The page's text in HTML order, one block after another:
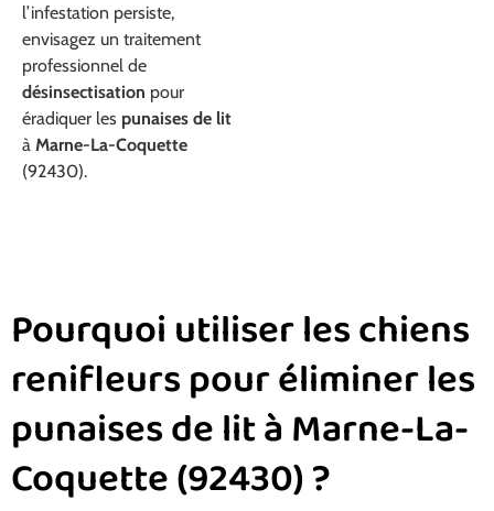
l’infestation persiste,
envisagez un traitement
professionnel de
désinsectisation pour
éradiquer les punaises de lit
à Marne-La-Coquette
(92430).
Pourquoi utiliser les chiens
renifleurs pour éliminer les
punaises de lit à Marne-La-
Coquette (92430) ?